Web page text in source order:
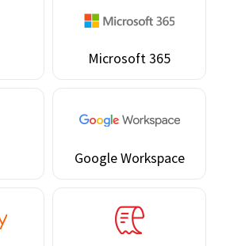
Microsoft 365
Google Workspace